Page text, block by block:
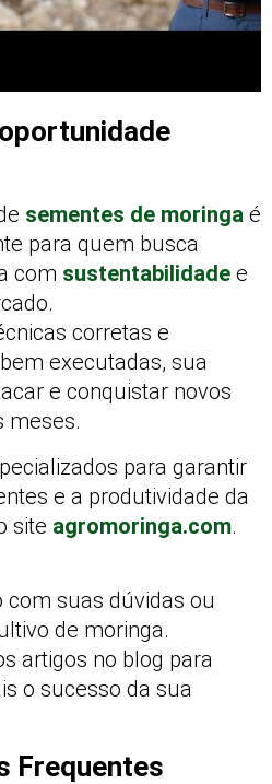
sementes de moringa é
para quem busca
com sustentabilidade e
corretas e
executadas, sua
e conquistar novos
meses.
para garantir
e a produtividade da
site agromoringa.com.
com suas dúvidas ou
de moringa.
artigos no blog para
o sucesso da sua
Frequentes